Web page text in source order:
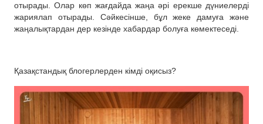
отырады. Олар көп жағдайда жаңа әрі ерекше дүниелерді
жариялап отырады. Сәйкесінше, бұл жеке дамуға және
жаңалықтардан дер кезінде хабардар болуға көмектеседі.
Қазақстандық блогерлерден кімді оқисыз?